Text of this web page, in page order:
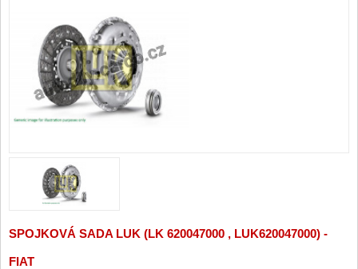
SPOJKOVÁ SADA LUK (LK 620047000 , LUK620047000) -
FIAT